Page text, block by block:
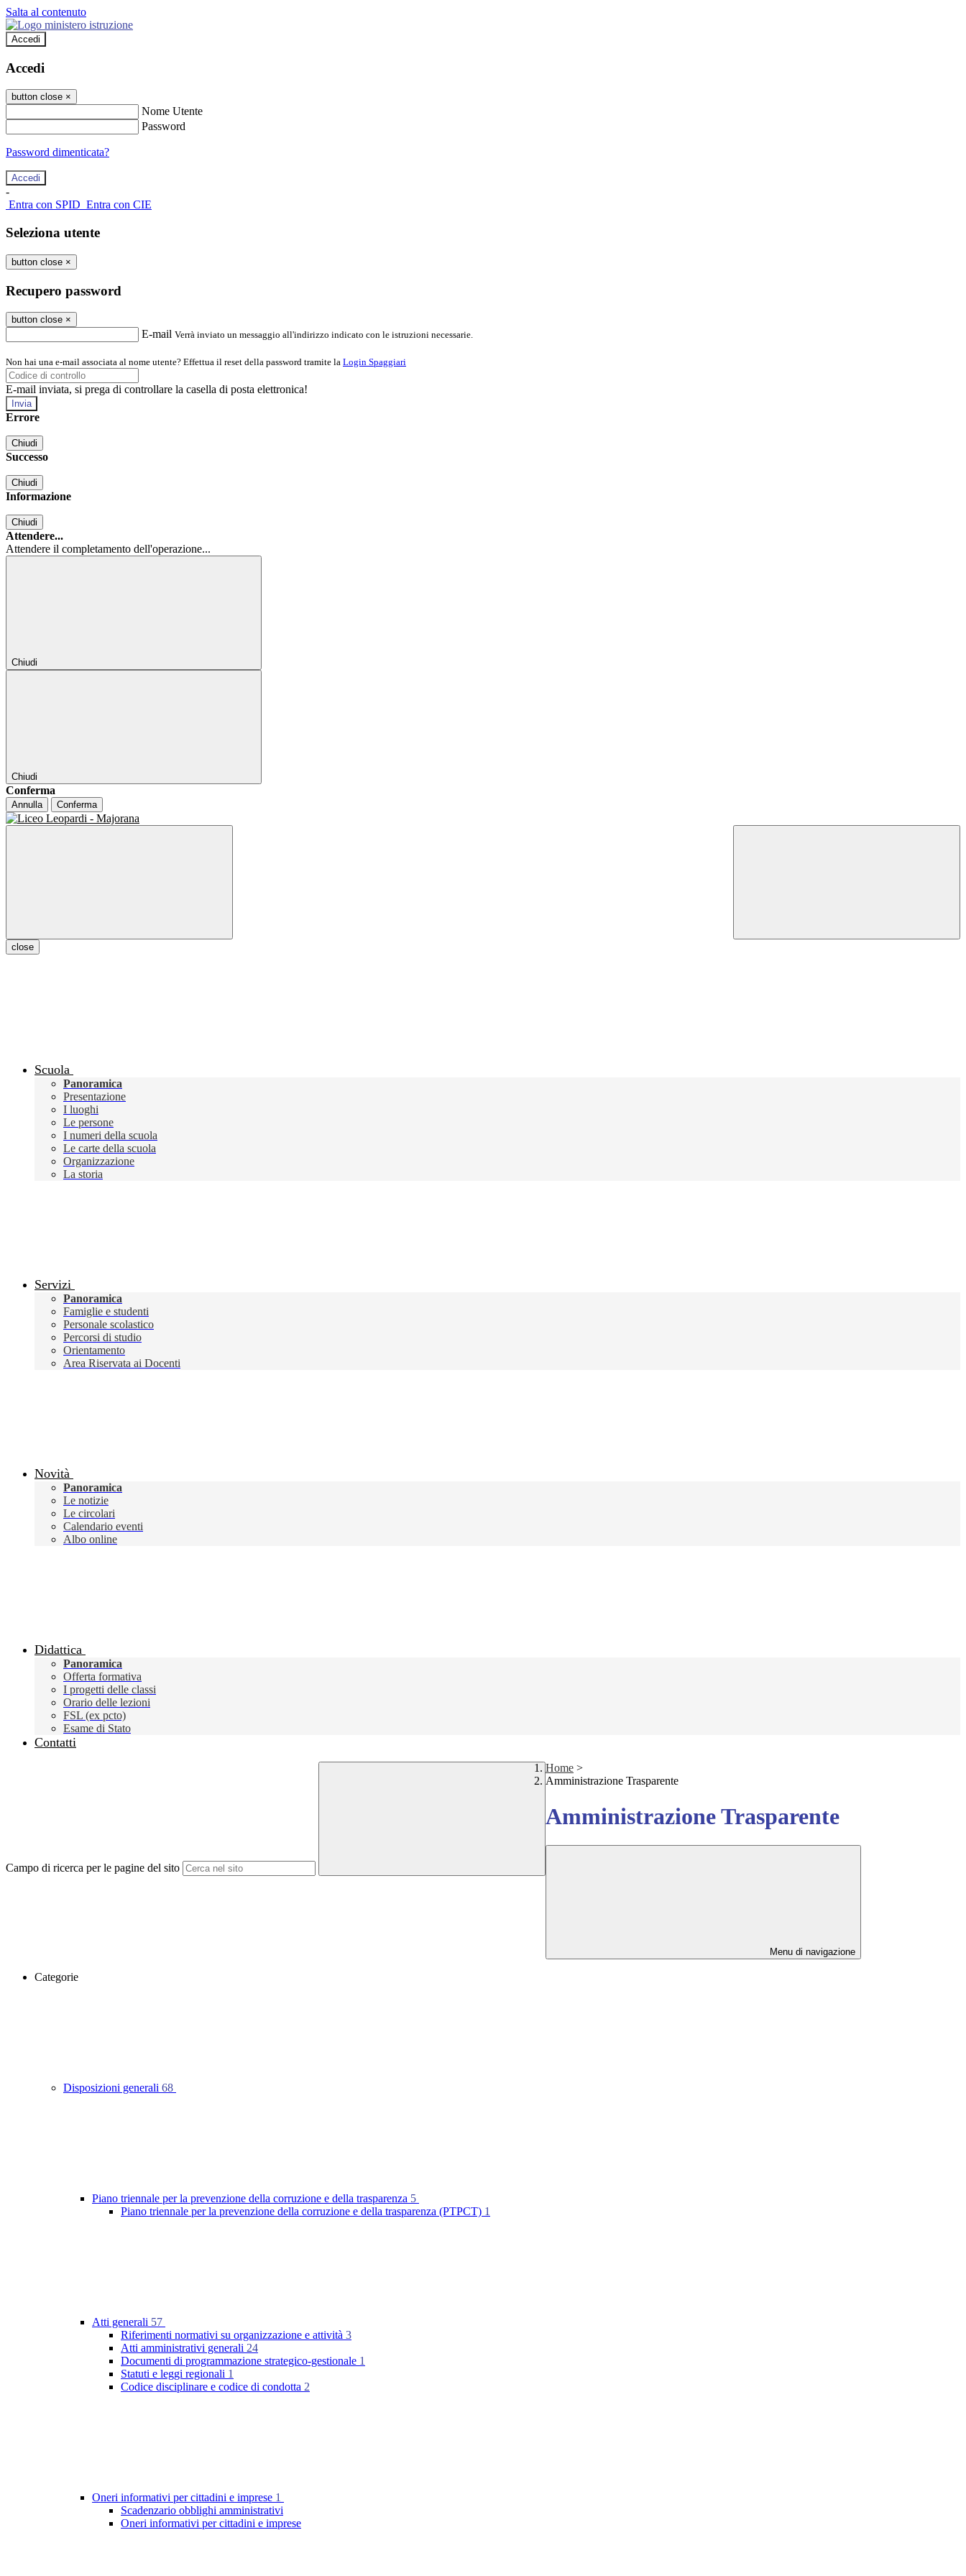
Salta al contenuto
Accedi
Accedi
button close ×
Nome Utente
Password
Password dimenticata?
-
Entra con SPID Entra con CIE
Seleziona utente
button close ×
Recupero password
button close ×
E-mail Verrà inviato un messaggio all'indirizzo indicato con le istruzioni necessarie.
Non hai una e-mail associata al nome utente? Effettua il reset della password tramite la Login Spaggiari
E-mail inviata, si prega di controllare la casella di posta elettronica!
Errore
Chiudi
Successo
Chiudi
Informazione
Chiudi
Attendere...
Attendere il completamento dell'operazione...
Chiudi
Chiudi
Conferma
Annulla Conferma
close
Scuola
Panoramica
Presentazione
I luoghi
Le persone
I numeri della scuola
Le carte della scuola
Organizzazione
La storia
Servizi
Panoramica
Famiglie e studenti
Personale scolastico
Percorsi di studio
Orientamento
Area Riservata ai Docenti
Novità
Panoramica
Le notizie
Le circolari
Calendario eventi
Albo online
Didattica
Panoramica
Offerta formativa
I progetti delle classi
Orario delle lezioni
FSL (ex pcto)
Esame di Stato
Contatti
Campo di ricerca per le pagine del sito
Home >
Amministrazione Trasparente
Amministrazione Trasparente
Menu di navigazione
Categorie
Disposizioni generali 68
Piano triennale per la prevenzione della corruzione e della trasparenza 5
Piano triennale per la prevenzione della corruzione e della trasparenza (PTPCT) 1
Atti generali 57
Riferimenti normativi su organizzazione e attività 3
Atti amministrativi generali 24
Documenti di programmazione strategico-gestionale 1
Statuti e leggi regionali 1
Codice disciplinare e codice di condotta 2
Oneri informativi per cittadini e imprese 1
Scadenzario obblighi amministrativi
Oneri informativi per cittadini e imprese